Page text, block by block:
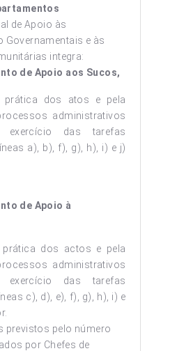
de Apoio às
Governamentais e às
integra:
de Apoio aos Sucos,
prática dos atos e pela
administrativos
exercício das tarefas
a), b), f), g), h), i) e j)
de Apoio à
prática dos actos e pela
administrativos
exercício das tarefas
c), d), e), f), g), h), i) e
previstos pelo número
por Chefes de